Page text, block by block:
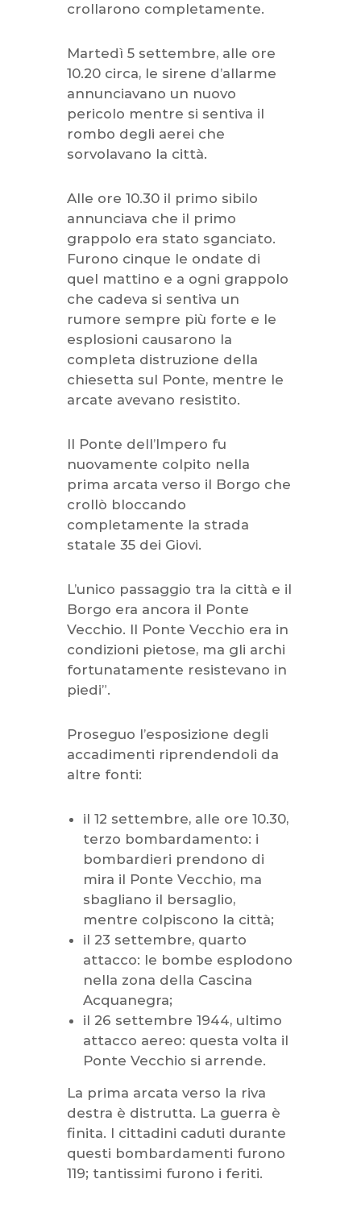
crollarono completamente.
Martedì 5 settembre, alle ore
10.20 circa, le sirene d’allarme
annunciavano un nuovo
pericolo mentre si sentiva il
rombo degli aerei che
sorvolavano la città.
Alle ore 10.30 il primo sibilo
annunciava che il primo
grappolo era stato sganciato.
Furono cinque le ondate di
quel mattino e a ogni grappolo
che cadeva si sentiva un
rumore sempre più forte e le
esplosioni causarono la
completa distruzione della
chiesetta sul Ponte, mentre le
arcate avevano resistito.
Il Ponte dell’Impero fu
nuovamente colpito nella
prima arcata verso il Borgo che
crollò bloccando
completamente la strada
statale 35 dei Giovi.
L’unico passaggio tra la città e il
Borgo era ancora il Ponte
Vecchio. Il Ponte Vecchio era in
condizioni pietose, ma gli archi
fortunatamente resistevano in
piedi”.
Proseguo l’esposizione degli
accadimenti riprendendoli da
altre fonti:
il 12 settembre, alle ore 10.30,
terzo bombardamento: i
bombardieri prendono di
mira il Ponte Vecchio, ma
sbagliano il bersaglio,
mentre colpiscono la città;
il 23 settembre, quarto
attacco: le bombe esplodono
nella zona della Cascina
Acquanegra;
il 26 settembre 1944, ultimo
attacco aereo: questa volta il
Ponte Vecchio si arrende.
La prima arcata verso la riva
destra è distrutta. La guerra è
finita. I cittadini caduti durante
questi bombardamenti furono
119; tantissimi furono i feriti.